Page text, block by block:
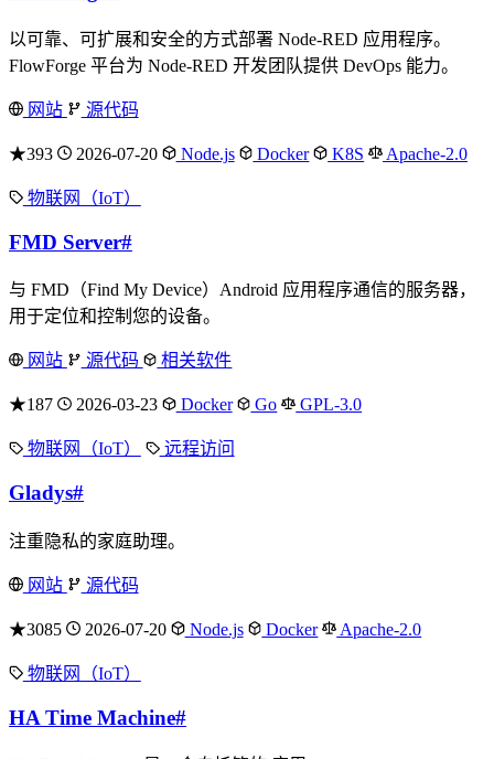
以可靠、可扩展和安全的方式部署 Node-RED 应用程序。
FlowForge 平台为 Node-RED 开发团队提供 DevOps 能力。
网站 源代码
★393 2026-07-20 Node.js Docker K8S Apache-2.0
物联网（IoT）
FMD Server#
与 FMD（Find My Device）Android 应用程序通信的服务器，
用于定位和控制您的设备。
网站 源代码 相关软件
★187 2026-03-23 Docker Go GPL-3.0
物联网（IoT） 远程访问
Gladys#
注重隐私的家庭助理。
网站 源代码
★3085 2026-07-20 Node.js Docker Apache-2.0
物联网（IoT）
HA Time Machine#